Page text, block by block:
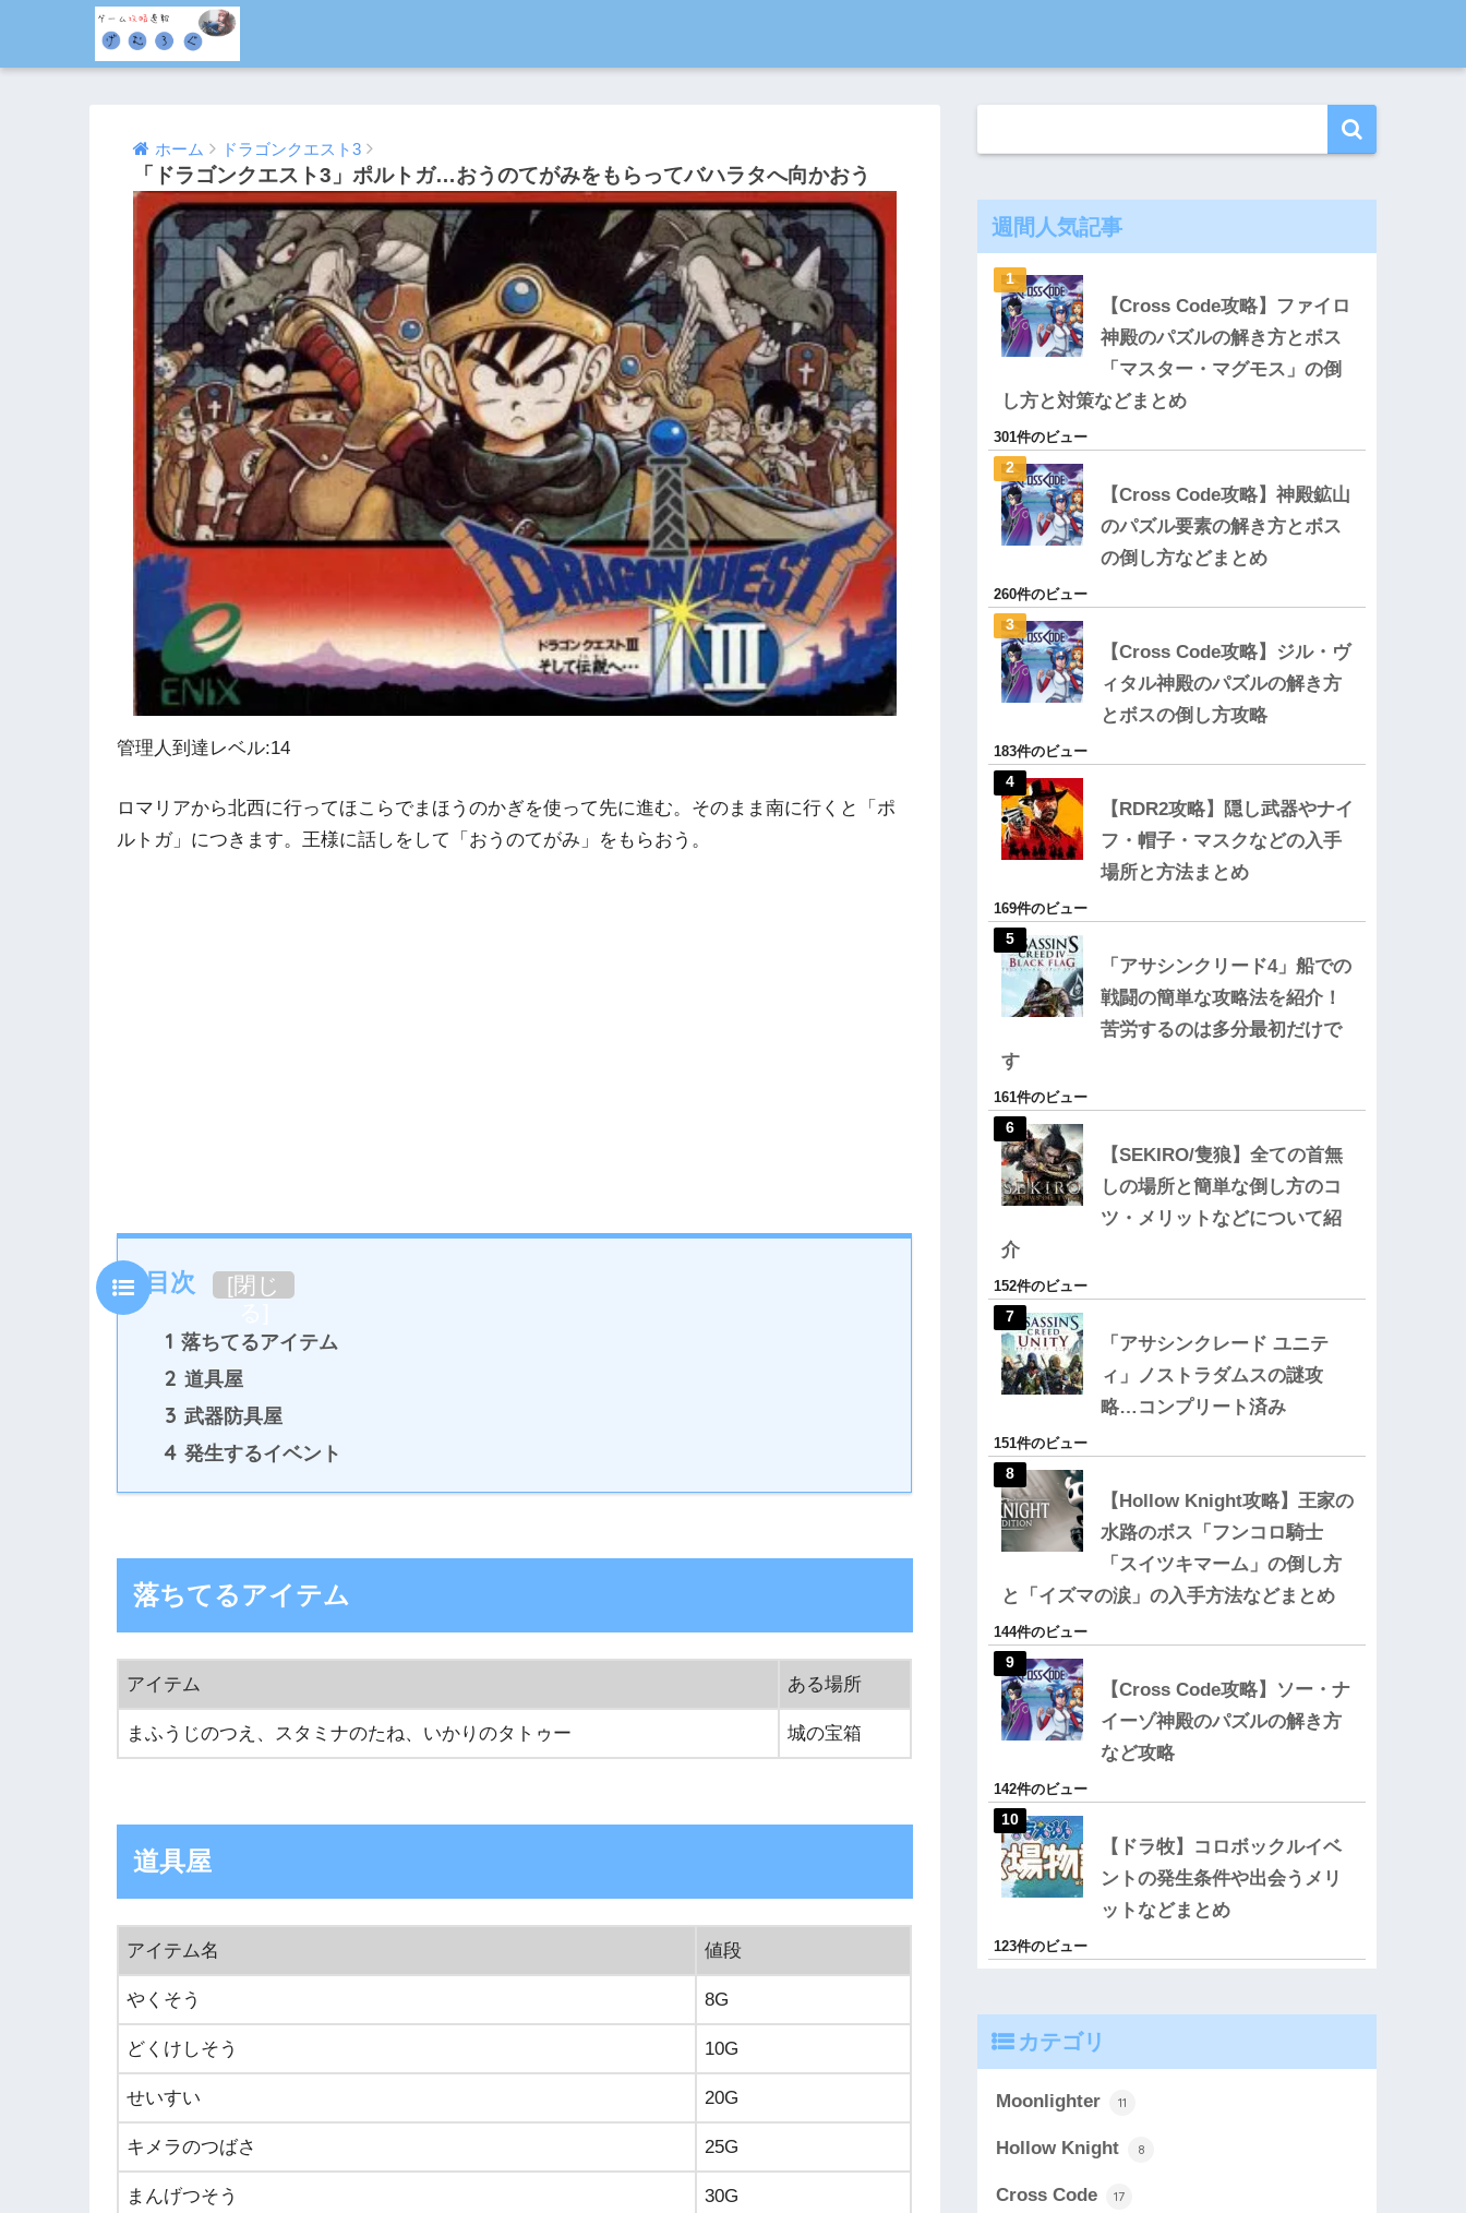
ホーム ドラゴンクエスト3
「ドラゴンクエスト3」ポルトガ…おうのてがみをもらってバハラタへ向かおう
2014/10/12 2016/08/04
管理人到達レベル:14
ロマリアから北西に行ってほこらでまほうのかぎを使って先に進む。そのまま南に行くと「ポ
ルトガ」につきます。王様に話しをして「おうのてがみ」をもらおう。
目次 [閉じ
1 落ちてるアイテム
2 道具屋
3 武器防具屋
4 発生するイベント
落ちてるアイテム
アイテム ある場所
まふうじのつえ、スタミナのたね、いかりのタトゥー 城の宝箱
道具屋
アイテム名 値段
やくそう 8G
どくけしそう 10G
せいすい 20G
キメラのつばさ 25G
まんげつそう 30G
週間人気記事
【Cross Code攻略】ファイロ
神殿のパズルの解き方とボス
「マスター・マグモス」の倒
し方と対策などまとめ
301件のビュー
【Cross Code攻略】神殿鉱山
のパズル要素の解き方とボス
の倒し方などまとめ
260件のビュー
【Cross Code攻略】ジル・ヴ
ィタル神殿のパズルの解き方
とボスの倒し方攻略
183件のビュー
【RDR2攻略】隠し武器やナイ
フ・帽子・マスクなどの入手
場所と方法まとめ
169件のビュー
「アサシンクリード4」船での
戦闘の簡単な攻略法を紹介！
苦労するのは多分最初だけで
す
161件のビュー
【SEKIRO/隻狼】全ての首無
しの場所と簡単な倒し方のコ
ツ・メリットなどについて紹
介
152件のビュー
「アサシンクレード ユニテ
ィ」ノストラダムスの謎攻
略…コンプリート済み
151件のビュー
【Hollow Knight攻略】王家の
水路のボス「フンコロ騎士
「スイツキマーム」の倒し方
と「イズマの涙」の入手方法などまとめ
144件のビュー
【Cross Code攻略】ソー・ナ
イーゾ神殿のパズルの解き方
など攻略
142件のビュー
【ドラ牧】コロボックルイベ
ントの発生条件や出会うメリ
ットなどまとめ
123件のビュー
カテゴリ
Moonlighter 11
Hollow Knight 8
Cross Code 17